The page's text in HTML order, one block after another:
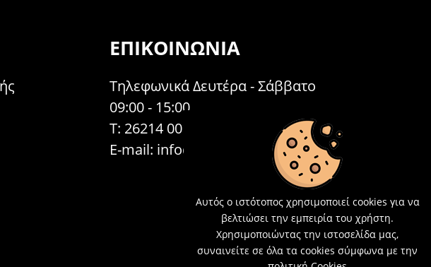
ΕΠΙΚΟΙΝΩΝΊΑ
Τηλεφωνικά Δευτέρα - Σάββατο
09:00 - 15:00
Τ: 26214 00104
E-mail: info@acosmetics.gr
Αυτός ο ιστότοπος χρησιμοποιεί cookies για να
βελτιώσει την εμπειρία του χρήστη.
Χρησιμοποιώντας την ιστοσελίδα μας,
συναινείτε σε όλα τα cookies σύμφωνα με την